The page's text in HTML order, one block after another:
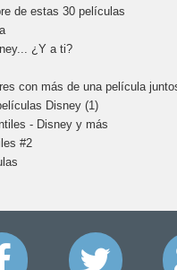
de estas 30 películas
¿Y a ti?
con más de una película
Disney (1)
- Disney y más
#2